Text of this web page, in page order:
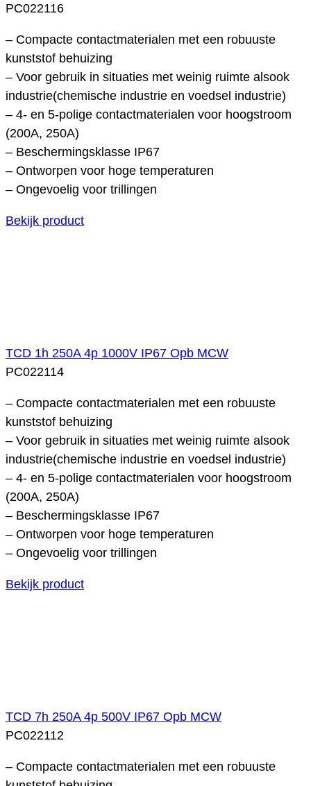
PC022116
– Compacte contactmaterialen met een robuuste
kunststof behuizing
– Voor gebruik in situaties met weinig ruimte alsook
industrie(chemische industrie en voedsel industrie)
– 4- en 5-polige contactmaterialen voor hoogstroom
(200A, 250A)
– Beschermingsklasse IP67
– Ontworpen voor hoge temperaturen
– Ongevoelig voor trillingen
Bekijk product
TCD 1h 250A 4p 1000V IP67 Opb MCW
PC022114
– Compacte contactmaterialen met een robuuste
kunststof behuizing
– Voor gebruik in situaties met weinig ruimte alsook
industrie(chemische industrie en voedsel industrie)
– 4- en 5-polige contactmaterialen voor hoogstroom
(200A, 250A)
– Beschermingsklasse IP67
– Ontworpen voor hoge temperaturen
– Ongevoelig voor trillingen
Bekijk product
TCD 7h 250A 4p 500V IP67 Opb MCW
PC022112
– Compacte contactmaterialen met een robuuste